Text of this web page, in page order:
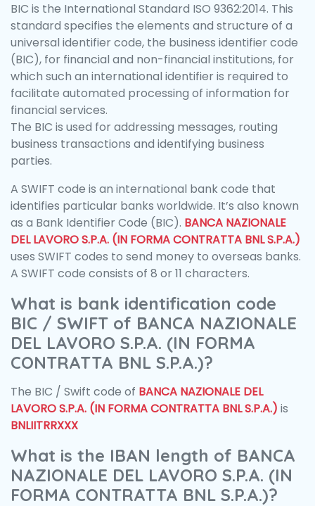
BIC is the International Standard ISO 9362:2014. This
standard specifies the elements and structure of a
universal identifier code, the business identifier code
(BIC), for financial and non-financial institutions, for
which such an international identifier is required to
facilitate automated processing of information for
financial services.
The BIC is used for addressing messages, routing
business transactions and identifying business
parties.
A SWIFT code is an international bank code that
identifies particular banks worldwide. It’s also known
as a Bank Identifier Code (BIC). BANCA NAZIONALE
DEL LAVORO S.P.A. (IN FORMA CONTRATTA BNL S.P.A.)
uses SWIFT codes to send money to overseas banks.
A SWIFT code consists of 8 or 11 characters.
What is bank identification code
BIC / SWIFT of BANCA NAZIONALE
DEL LAVORO S.P.A. (IN FORMA
CONTRATTA BNL S.P.A.)?
The BIC / Swift code of BANCA NAZIONALE DEL
LAVORO S.P.A. (IN FORMA CONTRATTA BNL S.P.A.) is
BNLIITRRXXX
What is the IBAN length of BANCA
NAZIONALE DEL LAVORO S.P.A. (IN
FORMA CONTRATTA BNL S.P.A.)?